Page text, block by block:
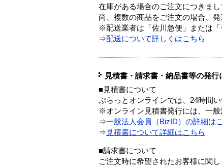
在庫がある場合のご注文につきま
尚、複数の商品をご注文の場合、
※配送業者は「佐川急便」または
⇒配送について詳しくはこちら
見積書・請求書・納品書等の発行
■見積書について
ぷらっとオンラインでは、24時間
※オンライン見積書発行には、一般
⇒一般法人会員（BizID）の詳細は
⇒ 見積書について詳細はこちら
■請求書について
ご注文時に希望されたお客様に関